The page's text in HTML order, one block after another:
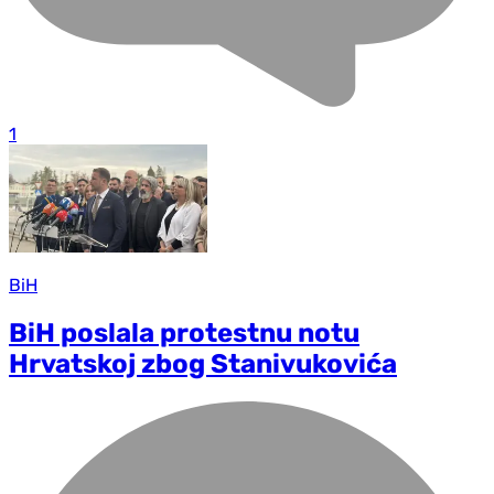
1
BiH
BiH poslala protestnu notu
Hrvatskoj zbog Stanivukovića